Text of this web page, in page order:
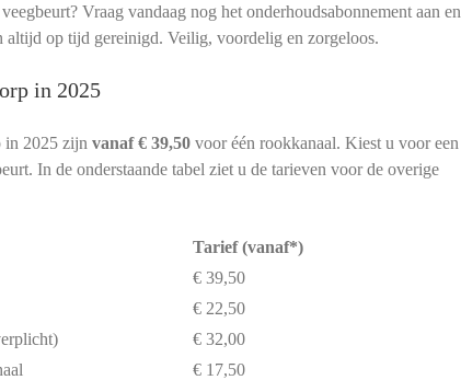
Vraag vandaag nog het onderhoudsabonnement aan en
altijd op tijd gereinigd. Veilig, voordelig en zorgeloos.
in 2025
in 2025 zijn vanaf € 39,50voor één rookkanaal. Kiest u voor een
In de onderstaande tabel ziet u de tarieven voor de overige
Tarief (vanaf*)
€ 39,50
€ 22,50
€ 32,00
€ 17,50